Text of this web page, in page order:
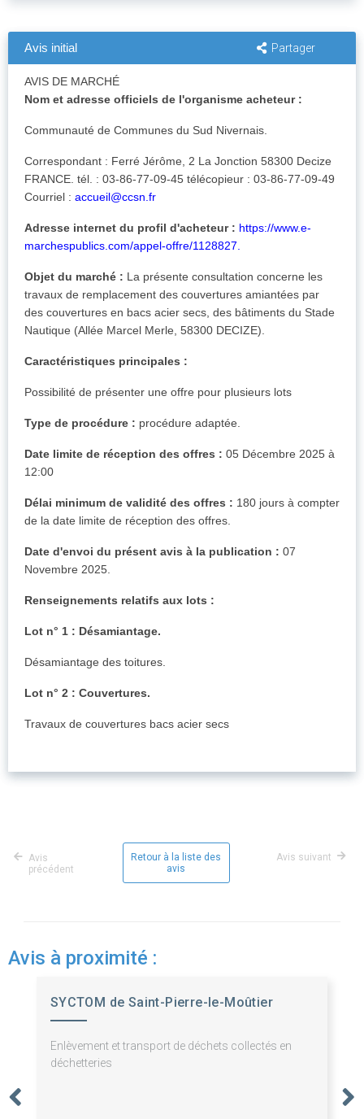
Avis initial Partager
AVIS DE MARCHÉ
Nom et adresse officiels de l'organisme acheteur :
Communauté de Communes du Sud Nivernais.
Correspondant : Ferré Jérôme, 2 La Jonction 58300 Decize
FRANCE. tél. : 03-86-77-09-45 télécopieur : 03-86-77-09-49
Courriel : accueil@ccsn.fr
Adresse internet du profil d'acheteur : https://www.e-
marchespublics.com/appel-offre/1128827.
Objet du marché : La présente consultation concerne les
travaux de remplacement des couvertures amiantées par
des couvertures en bacs acier secs, des bâtiments du Stade
Nautique (Allée Marcel Merle, 58300 DECIZE).
Caractéristiques principales :
Possibilité de présenter une offre pour plusieurs lots
Type de procédure : procédure adaptée.
Date limite de réception des offres : 05 Décembre 2025 à
12:00
Délai minimum de validité des offres : 180 jours à compter
de la date limite de réception des offres.
Date d'envoi du présent avis à la publication : 07
Novembre 2025.
Renseignements relatifs aux lots :
Lot n° 1 : Désamiantage.
Désamiantage des toitures.
Lot n° 2 : Couvertures.
Travaux de couvertures bacs acier secs
Avis
précédent
Retour à la liste des
avis
Avis suivant
Avis à proximité :
SYCTOM de Saint-Pierre-le-Moûtier
Enlèvement et transport de déchets collectés en
déchetteries